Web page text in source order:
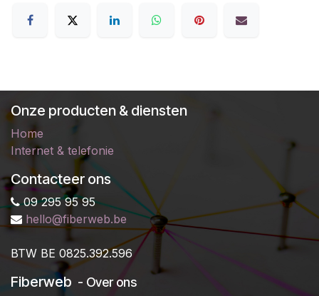
Onze producten & diensten
Home
Internet & telefonie
Contacteer ons
09 295 95 95
hello@fiberweb.be
BTW BE 0825.392.596
Fiberweb - Over ons